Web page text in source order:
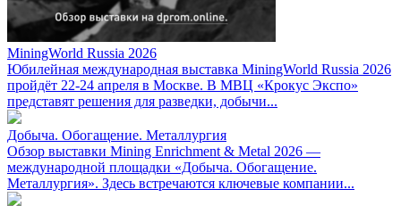
MiningWorld Russia 2026
Юбилейная международная выставка MiningWorld Russia 2026
пройдёт 22-24 апреля в Москве. В МВЦ «Крокус Экспо»
представят решения для разведки, добычи...
Добыча. Обогащение. Металлургия
Обзор выставки Mining Enrichment & Metal 2026 —
международной площадки «Добыча. Обогащение.
Металлургия». Здесь встречаются ключевые компании...